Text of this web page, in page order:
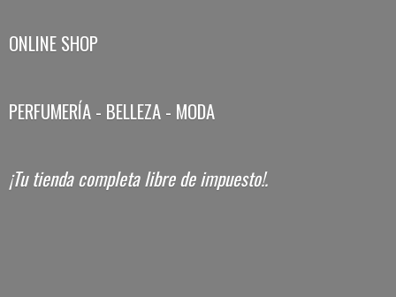
ONLINE SHOP
PERFUMERÍA - BELLEZA - MODA
¡Tu tienda completa librede impuesto!.